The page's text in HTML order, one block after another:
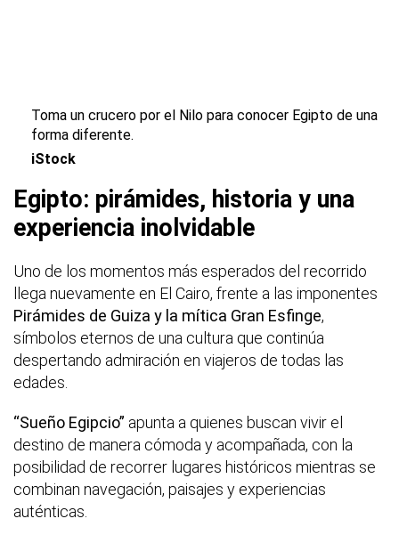
Toma un crucero por el Nilo para conocer Egipto de una
forma diferente.
iStock
Egipto: pirámides, historia y una
experiencia inolvidable
Uno de los momentos más esperados del recorrido
llega nuevamente en El Cairo, frente a las imponentes
Pirámides de Guiza y la mítica Gran Esfinge,
símbolos eternos de una cultura que continúa
despertando admiración en viajeros de todas las
edades.
“Sueño Egipcio” apunta a quienes buscan vivir el
destino de manera cómoda y acompañada, con la
posibilidad de recorrer lugares históricos mientras se
combinan navegación, paisajes y experiencias
auténticas.